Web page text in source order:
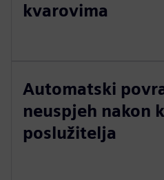
kvarovima
Automatski
neuspjeh nakon
poslužitelja